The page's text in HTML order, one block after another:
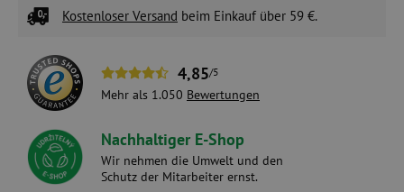
Kostenloser Versand beim Einkauf über 59 €.
4,85/5
Mehr als 1.050 Bewertungen
Nachhaltiger E-Shop
Wir nehmen die Umwelt und den
Schutz der Mitarbeiter ernst.